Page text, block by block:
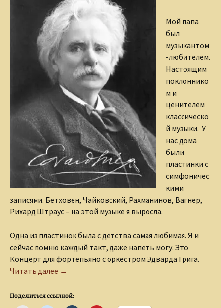
Мой папа
был
музыкантом
-любителем.
Настоящим
поклоннико
м и
ценителем
классическо
й музыки. У
нас дома
были
пластинки с
симфоничес
кими
записями. Бетховен, Чайковский, Рахманинов, Вагнер,
Рихард Штраус – на этой музыке я выросла.
Одна из пластинок была с детства самая любимая. Я и
сейчас помню каждый такт, даже напеть могу. Это
Концерт для фортепьяно с оркестром Эдварда Грига.
Читать далее Эдвард Григ
→
Поделиться ссылкой: